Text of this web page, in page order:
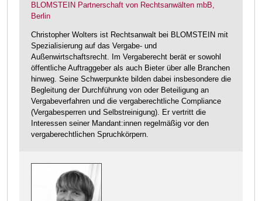
BLOMSTEIN Partnerschaft von Rechtsanwälten mbB,
Berlin
Christopher Wolters ist Rechtsanwalt bei BLOMSTEIN mit
Spezialisierung auf das Vergabe- und
Außenwirtschaftsrecht. Im Vergaberecht berät er sowohl
öffentliche Auftraggeber als auch Bieter über alle Branchen
hinweg. Seine Schwerpunkte bilden dabei insbesondere die
Begleitung der Durchführung von oder Beteiligung an
Vergabeverfahren und die vergaberechtliche Compliance
(Vergabesperren und Selbstreinigung). Er vertritt die
Interessen seiner Mandant:innen regelmäßig vor den
vergaberechtlichen Spruchkörpern.